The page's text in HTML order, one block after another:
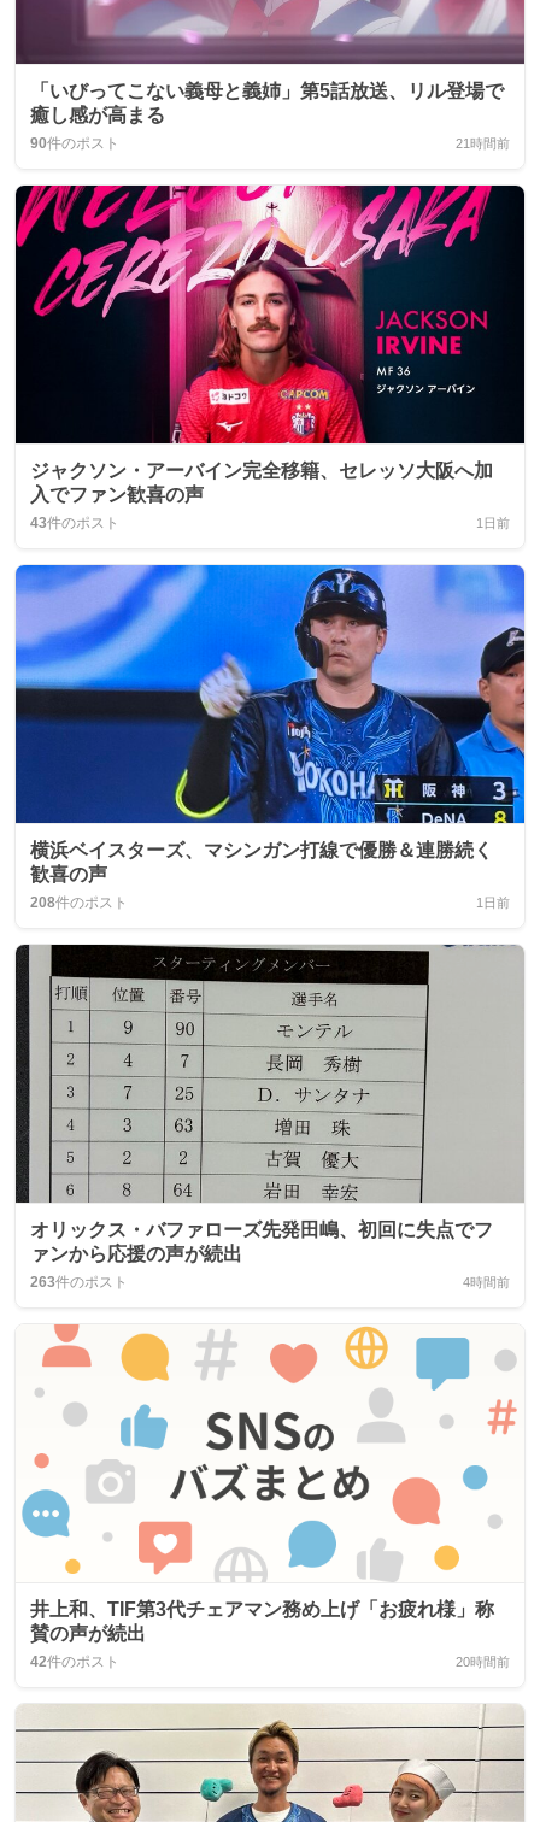
「いびってこない義母と義姉」第5話放送、リル登場で
癒し感が高まる
90件のポスト 21時間前
ジャクソン・アーバイン完全移籍、セレッソ大阪へ加
入でファン歓喜の声
43件のポスト 1日前
横浜ベイスターズ、マシンガン打線で優勝＆連勝続く
歓喜の声
208件のポスト 1日前
オリックス・バファローズ先発田嶋、初回に失点でフ
ァンから応援の声が続出
263件のポスト 4時間前
井上和、TIF第3代チェアマン務め上げ「お疲れ様」称
賛の声が続出
42件のポスト 20時間前